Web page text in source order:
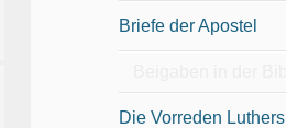
Briefe der Apostel
Die Vorreden Luthers